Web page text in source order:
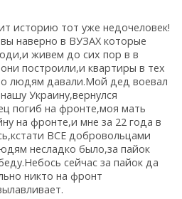
историю тот уже недочеловек!
наверно в ВУЗАХ которые
живем до сих пор в в
построили,и квартиры в тех
людям давали.Мой дед воевал
Украину,вернулся
погиб на фронте,моя мать
на фронте,и мне за 22 года в
ВСЕ добровольцами
несладко было,за пайок
сейчас за пайок да
никто на фронт